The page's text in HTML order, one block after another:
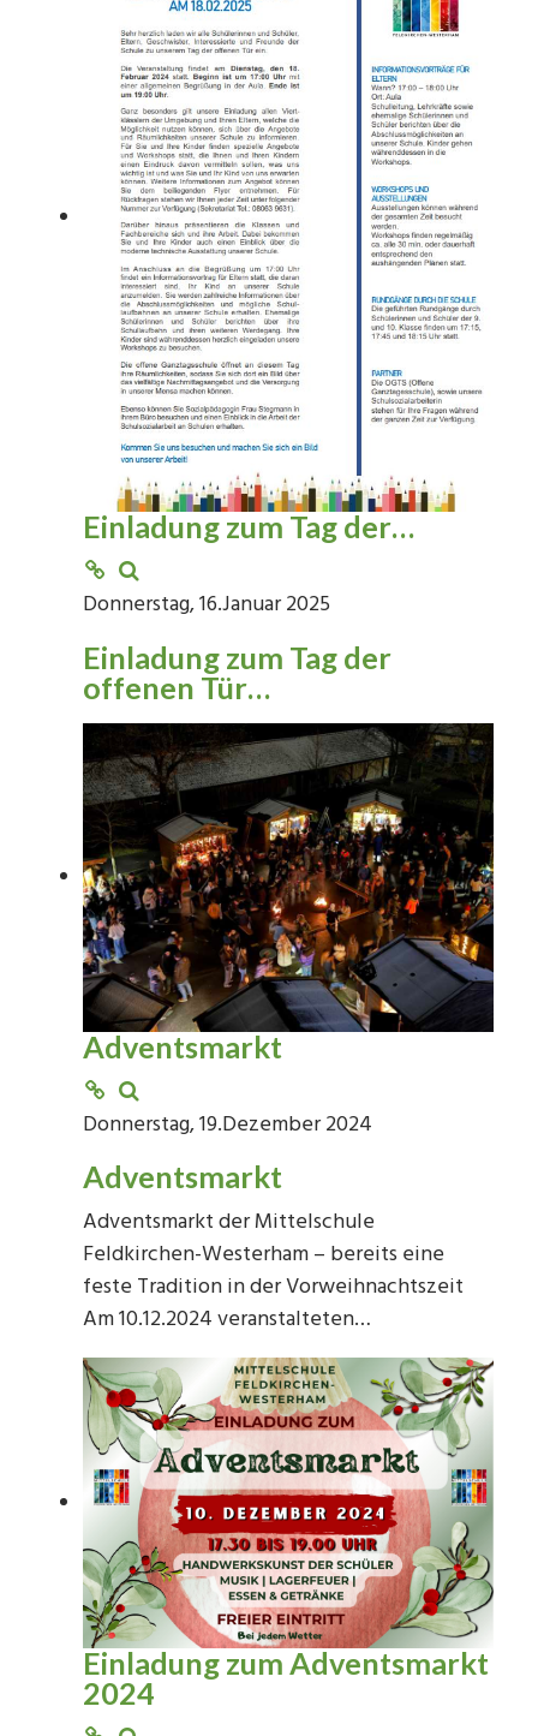
Einladung zum Tag der…
Donnerstag, 16.Januar 2025
Einladung zum Tag der
offenen Tür…
Adventsmarkt
Donnerstag, 19.Dezember 2024
Adventsmarkt
Adventsmarkt der Mittelschule
Feldkirchen-Westerham – bereits eine
feste Tradition in der Vorweihnachtszeit
Am 10.12.2024 veranstalteten…
Einladung zum Adventsmarkt
2024